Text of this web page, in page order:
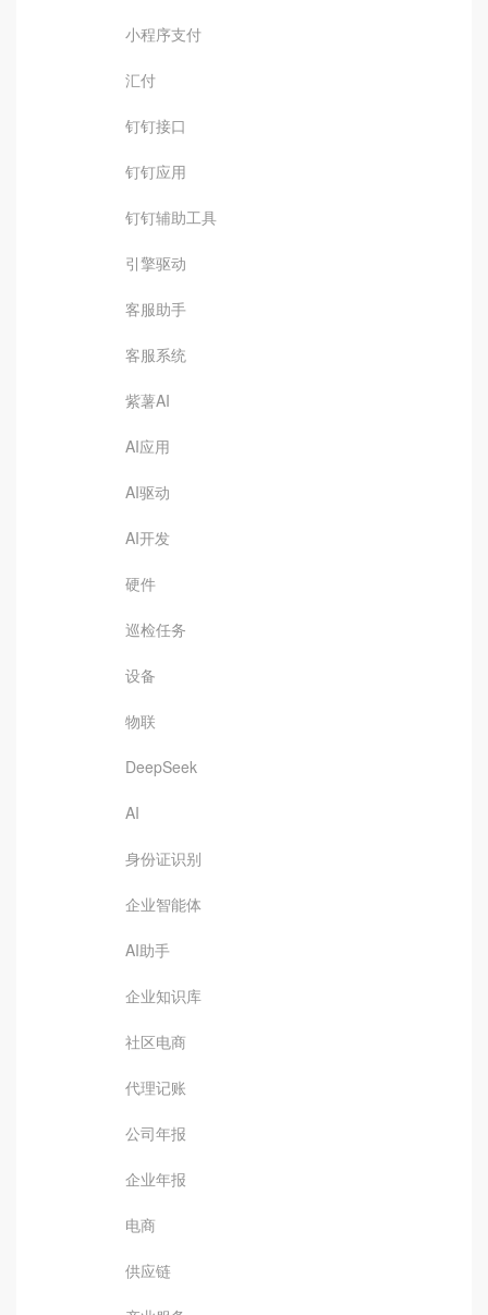
小程序支付
汇付
钉钉接口
钉钉应用
钉钉辅助工具
引擎驱动
客服助手
客服系统
紫薯AI
AI应用
AI驱动
AI开发
硬件
巡检任务
设备
物联
DeepSeek
AI
身份证识别
企业智能体
AI助手
企业知识库
社区电商
代理记账
公司年报
企业年报
电商
供应链